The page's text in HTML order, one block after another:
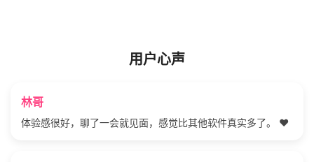
用户心声
林哥
体验感很好，聊了一会就见面，感觉比其他软件真实多了。 ❤️